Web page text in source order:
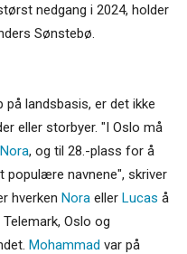
nedgang i 2024, holder
Sønstebø.
på landsbasis, er det ikke
eller storbyer. "I Oslo må
Nora, og til 28.-plass for å
populære navnene", skriver
hverken Nora eller Lucas å
Oslo og
Mohammad var på